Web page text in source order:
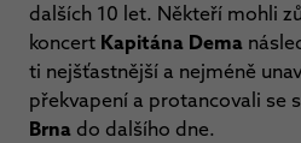
dalších 10 let. Někteří mohli
koncert Kapitána Dema
ti nejšťastnější a nejméně
překvapení a protancovali se
Brna do dalšího dne.